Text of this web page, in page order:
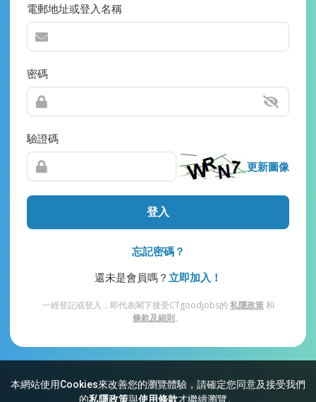
本網站使用Cookies來改善您的瀏覽體驗，請確定您同意及接受我們
的私隱政策與使用條款才繼續瀏覽。
電郵地址或登入名稱
密碼
驗證碼
更新圖像
登入
忘記密碼？
還未是會員嗎？ 立即加入！
一經登記或登入，即代表閣下接受CTgoodjobs的 私隱政策和
條款及細則。
網站索引 常見問題 私隱 條款及細則